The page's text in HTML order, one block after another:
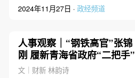
2024年11月27日 · 政经频道
人事观察｜“钢铁高官”张锦
刚 履新青海省政府“二把手”
文｜财新 林韵诗